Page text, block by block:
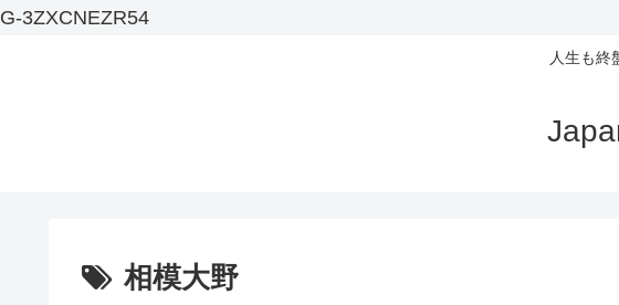
G-3ZXCNEZR54
人生も終
相模大野